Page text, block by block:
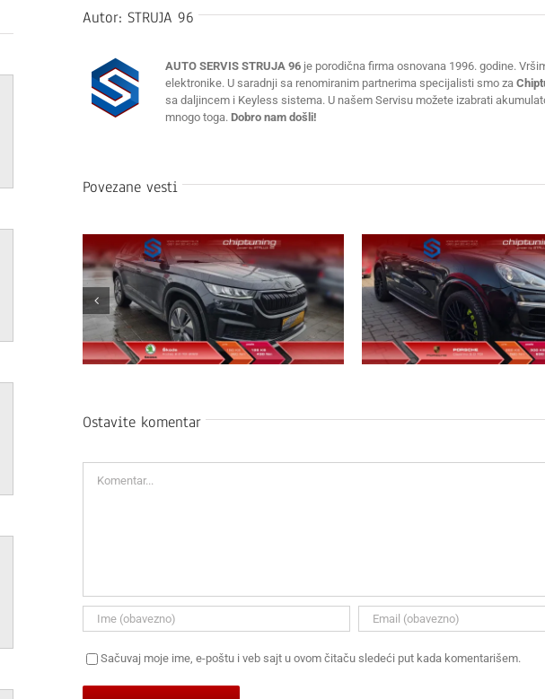
Autor:STRUJA 96
AUTO SERVIS STRUJA 96 je porodična firma osnovana 1996. godine.
elektronike. U saradnji sa renomiranim partnerima specijalisti smo za
sa daljincem i Keyless sistema. U našem Servisu možete izabrati
mnogo toga.Dobro nam došli!
Povezane vesti
Škoda Kodiaq 2.0 TDI 2023 Chiptuning
Ostavite komentar
Sačuvaj moje ime, e-poštu i veb sajt u ovom čitaču sledeći put kada komentarišem.